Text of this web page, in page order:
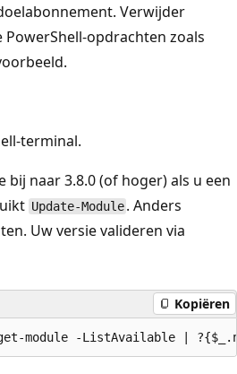
Verwijder
opdrachten zoals
terminal.
bij naar 3.8.0 (of hoger) als u een
Update-Module . Anders
Uw versie valideren via
Kopiëren